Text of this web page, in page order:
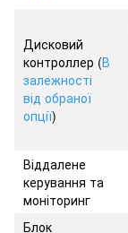
Дисковий
контроллер (В
залежності
від обраної
опції)
Віддалене
керування та
моніторинг
Блок